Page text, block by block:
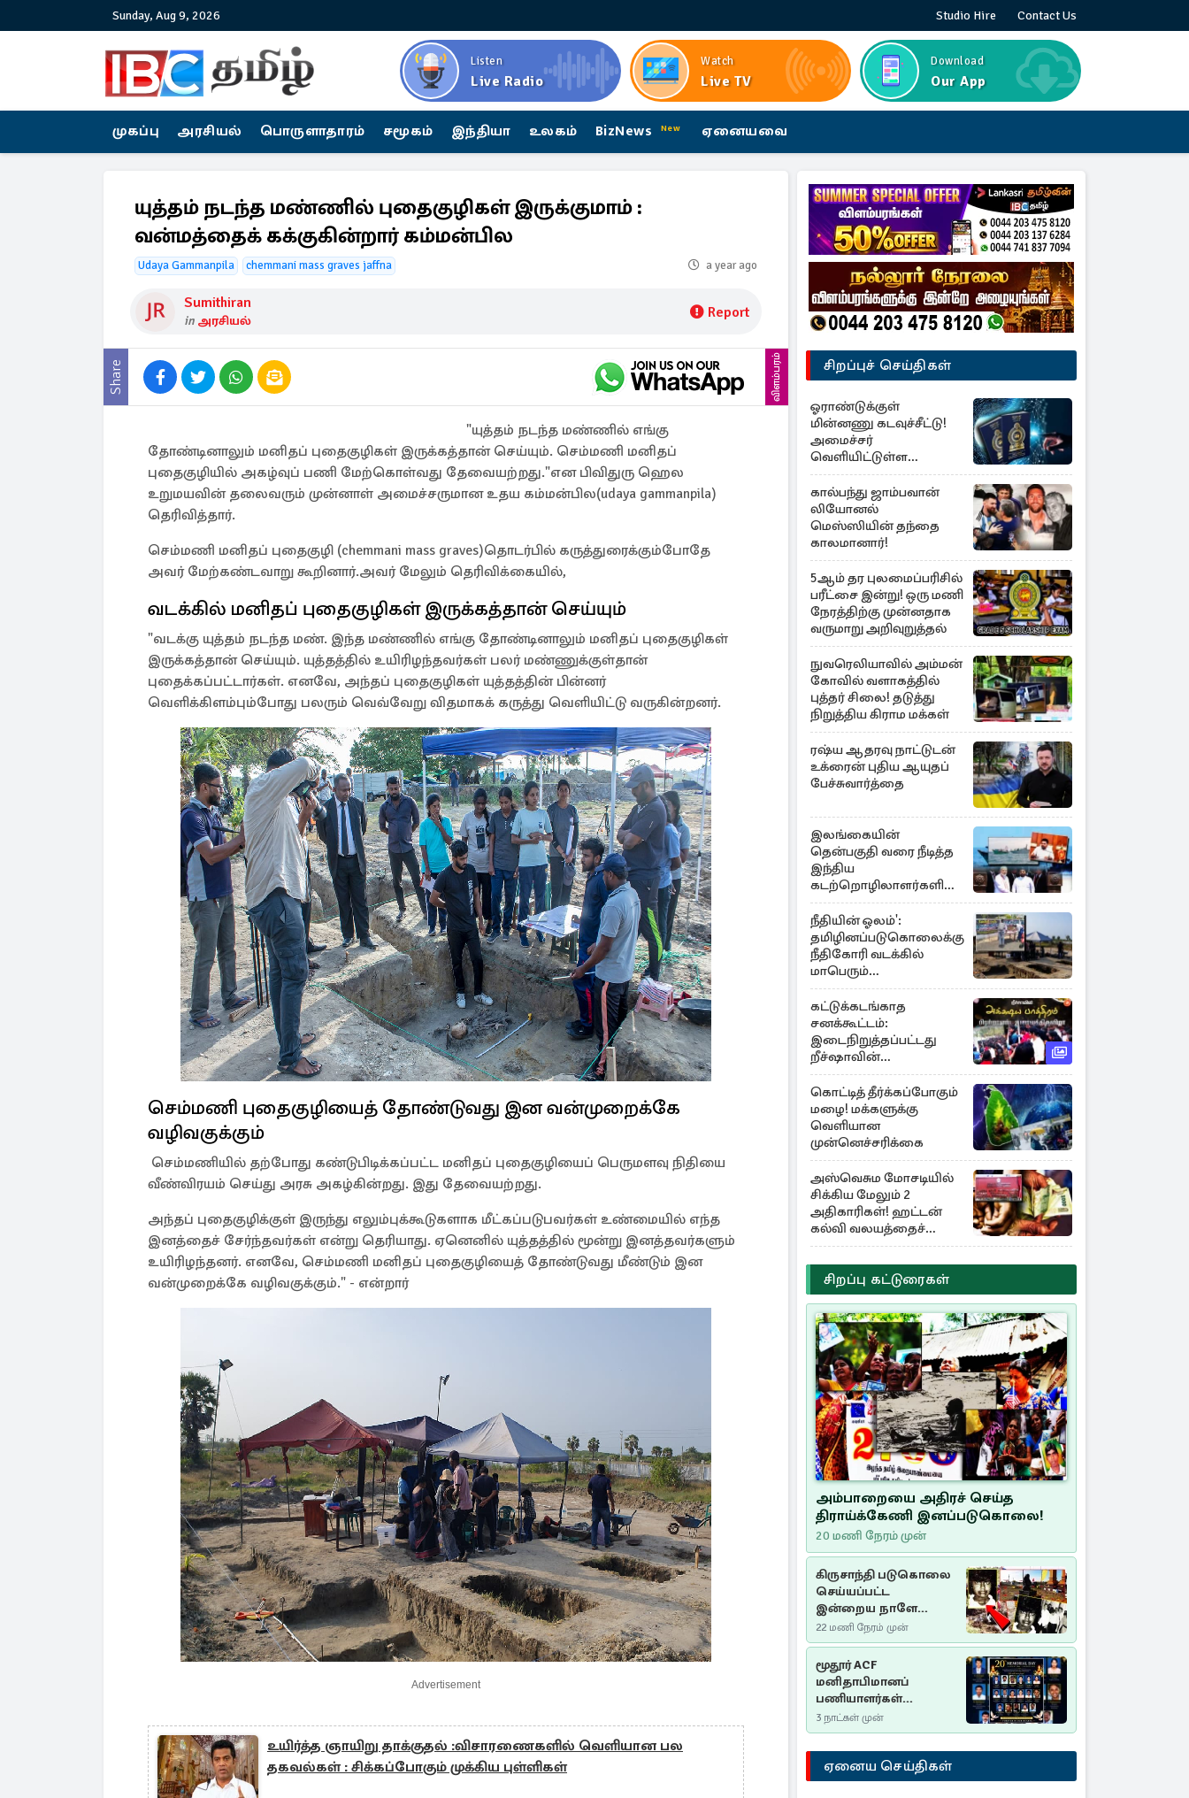
Sunday, Aug 9, 2026 Studio Hire Contact Us
Listen
Live Radio
Watch
Live TV
Download
Our App
முகப்பு அரசியல் பொருளாதாரம் சமூகம் இந்தியா உலகம் BizNews New ஏனையவை
யுத்தம் நடந்த மண்ணில் புதைகுழிகள் இருக்குமாம் :
வன்மத்தைக் கக்குகின்றார் கம்மன்பில
Udaya Gammanpila chemmani mass graves jaffna a year ago
Sumithiran
in அரசியல் Report
Share விளம்பரம்
"யுத்தம் நடந்த மண்ணில் எங்கு
தோண்டினாலும் மனிதப் புதைகுழிகள் இருக்கத்தான் செய்யும். செம்மணி மனிதப்
புதைகுழியில் அகழ்வுப் பணி மேற்கொள்வது தேவையற்றது."என பிவிதுரு ஹெல
உறுமயவின் தலைவரும் முன்னாள் அமைச்சருமான உதய கம்மன்பில(udaya gammanpila)
தெரிவித்தார்.
செம்மணி மனிதப் புதைகுழி (chemmani mass graves)தொடர்பில் கருத்துரைக்கும்போதே
அவர் மேற்கண்டவாறு கூறினார்.அவர் மேலும் தெரிவிக்கையில்,
வடக்கில் மனிதப் புதைகுழிகள் இருக்கத்தான் செய்யும்
"வடக்கு யுத்தம் நடந்த மண். இந்த மண்ணில் எங்கு தோண்டினாலும் மனிதப் புதைகுழிகள்
இருக்கத்தான் செய்யும். யுத்தத்தில் உயிரிழந்தவர்கள் பலர் மண்ணுக்குள்தான்
புதைக்கப்பட்டார்கள். எனவே, அந்தப் புதைகுழிகள் யுத்தத்தின் பின்னர்
வெளிக்கிளம்பும்போது பலரும் வெவ்வேறு விதமாகக் கருத்து வெளியிட்டு வருகின்றனர்.
செம்மணி புதைகுழியைத் தோண்டுவது இன வன்முறைக்கே
வழிவகுக்கும்
செம்மணியில் தற்போது கண்டுபிடிக்கப்பட்ட மனிதப் புதைகுழியைப் பெருமளவு நிதியை
வீண்விரயம் செய்து அரசு அகழ்கின்றது. இது தேவையற்றது.
அந்தப் புதைகுழிக்குள் இருந்து எலும்புக்கூடுகளாக மீட்கப்படுபவர்கள் உண்மையில் எந்த
இனத்தைச் சேர்ந்தவர்கள் என்று தெரியாது. ஏனெனில் யுத்தத்தில் மூன்று இனத்தவர்களும்
உயிரிழந்தனர். எனவே, செம்மணி மனிதப் புதைகுழியைத் தோண்டுவது மீண்டும் இன
வன்முறைக்கே வழிவகுக்கும்." - என்றார்
Advertisement
உயிர்த்த ஞாயிறு தாக்குதல் :விசாரணைகளில் வெளியான பல
தகவல்கள் : சிக்கப்போகும் முக்கிய புள்ளிகள்
சிறப்புச் செய்திகள்
ஓராண்டுக்குள்
மின்னணு கடவுச்சீட்டு!
அமைச்சர்
வெளியிட்டுள்ள
அறிவிப்பு
கால்பந்து ஜாம்பவான்
லியோனல்
மெஸ்ஸியின் தந்தை
காலமானார்!
5ஆம் தர புலமைப்பரிசில்
பரீட்சை இன்று! ஒரு மணி
நேரத்திற்கு முன்னதாக
வருமாறு அறிவுறுத்தல்
நுவரெலியாவில் அம்மன்
கோவில் வளாகத்தில்
புத்தர் சிலை! தடுத்து
நிறுத்திய கிராம மக்கள்
ரஷ்ய ஆதரவு நாட்டுடன்
உக்ரைன் புதிய ஆயுதப்
பேச்சுவார்த்தை
இலங்கையின்
தென்பகுதி வரை நீடித்த
இந்திய
கடற்றொழிலாளர்களின்
ஊடுருவல்
நீதியின் ஓலம்':
தமிழினப்படுகொலைக்கு
நீதிகோரி வடக்கில்
மாபெரும்
கவனயீர்ப்புப்போராட்டம்
கட்டுக்கடங்காத
சனக்கூட்டம்:
இடைநிறுத்தப்பட்டது
றீச்ஷாவின்
உணவுத்திருவிழா!
கொட்டித் தீர்க்கப்போகும்
மழை! மக்களுக்கு
வெளியான
முன்னெச்சரிக்கை
அஸ்வெசும மோசடியில்
சிக்கிய மேலும் 2
அதிகாரிகள்! ஹட்டன்
கல்வி வலயத்தைச்
சேர்ந்த 6 ஆசிரியர்கள்
குறித்து விசாரணை
சிறப்பு கட்டுரைகள்
அம்பாறையை அதிரச் செய்த
திராய்க்கேணி இனப்படுகொலை!
20 மணி நேரம் முன்
கிருசாந்தி படுகொலை
செய்யப்பட்ட
இன்றைய நாளே
செம்மணி
இனப்படுகொலை
தினம்…!
22 மணி நேரம் முன்
மூதூர் ACF
மனிதாபிமானப்
பணியாளர்கள்
படுகொலை (2006): 20
ஆண்டுகளாகியும் நீதி
மறுக்கப்பட்ட
மனிதாபிமானப்
பேரவலம்
3 நாட்கள் முன்
ஏனைய செய்திகள்